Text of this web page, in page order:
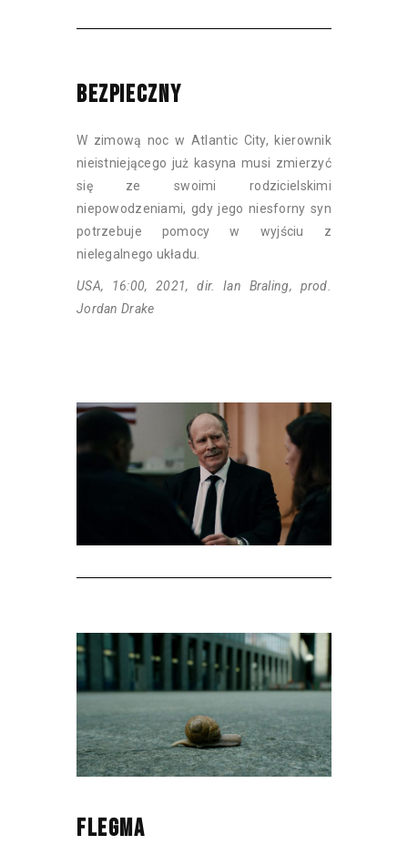
BEZPIECZNY
W zimową noc w Atlantic City, kierownik
nieistniejącego już kasyna musi zmierzyć
się ze swoimi rodzicielskimi
niepowodzeniami, gdy jego niesforny syn
potrzebuje pomocy w wyjściu z
nielegalnego układu.
USA, 16:00, 2021, dir. Ian Braling, prod.
Jordan Drake
FLEGMA